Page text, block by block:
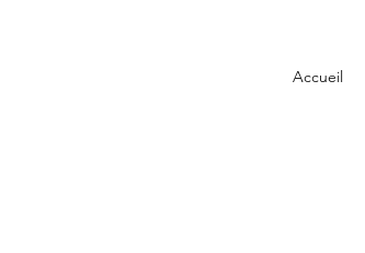
Accueil